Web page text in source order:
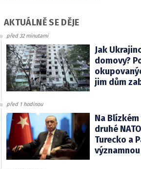
AKTUÁLNĚ SE DĚJE
před 32 minutami
Jak
domovy?
jim dům
před 1 hodinou
Na
druhé
Turecko a